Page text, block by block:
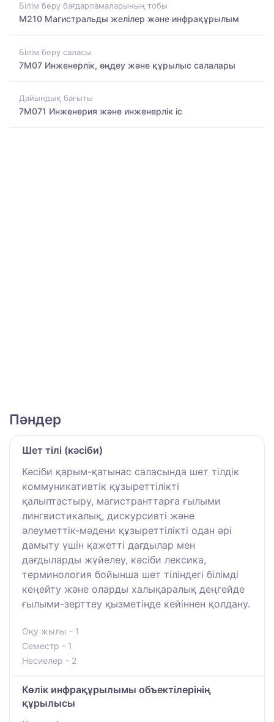
Білім беру бағдарламаларының тобы
M210 Магистральды желілер және инфрақұрылым
Білім беру саласы
7M07 Инженерлік, өңдеу және құрылыс салалары
Дайындық бағыты
7M071 Инженерия және инженерлік іс
Пәндер
Шет тілі (кәсіби)
Кәсіби қарым-қатынас саласында шет тілдік
коммуникативтік құзыреттілікті
қалыптастыру, магистранттарға ғылыми
лингвистикалық, дискурсивті және
әлеуметтік-мәдени құзыреттілікті одан әрі
дамыту үшін қажетті дағдылар мен
дағдыларды жүйелеу, кәсіби лексика,
терминология бойынша шет тіліндегі білімді
кеңейту және оларды халықаралық деңгейде
ғылыми-зерттеу қызметінде кейіннен қолдану.
Оқу жылы - 1
Семестр - 1
Несиелер - 2
Көлік инфрақұрылымы объектілерінің
құрылысы